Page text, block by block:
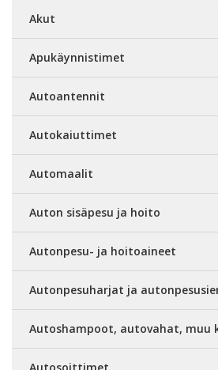
Akut
Apukäynnistimet
Autoantennit
Autokaiuttimet
Automaalit
Auton sisäpesu ja hoito
Autonpesu- ja hoitoaineet
Autonpesuharjat ja
Autoshampoot, autovahat, muu